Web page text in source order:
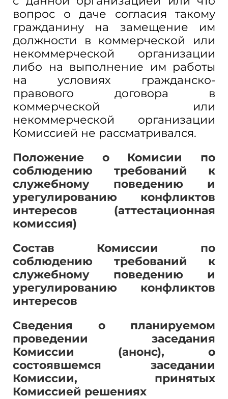
вопрос о даче согласия такому
гражданину на замещение им
должности в коммерческой или
некоммерческой организации
либо на выполнение им работы
на условиях гражданско-
правового договора в
коммерческой или
некоммерческой организации
Комиссией не рассматривался.
Положение о Комисии по
соблюдению требований к
служебному поведению и
урегулированию конфликтов
интересов (аттестационная
комиссия)
Состав Комиссии по
соблюдению требований к
служебному поведению и
урегулированию конфликтов
интересов
Сведения о планируемом
проведении заседания
Комиссии (анонс), о
состоявшемся заседании
Комиссии, принятых
Комиссией решениях